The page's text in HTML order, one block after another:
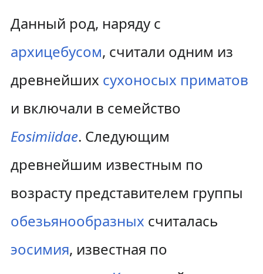
Данный род, наряду с
архицебусом, считали одним из
древнейших сухоносых приматов
и включали в семейство
Eosimiidae. Следующим
древнейшим известным по
возрасту представителем группы
обезьянообразных считалась
эосимия, известная по